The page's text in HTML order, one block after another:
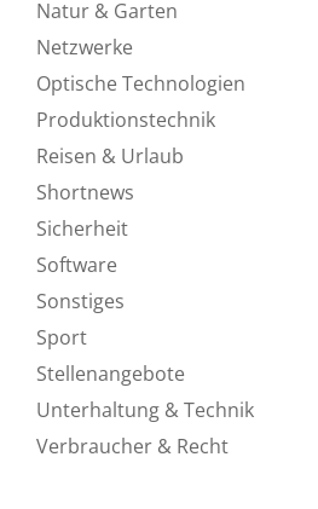
Natur & Garten
Netzwerke
Optische Technologien
Produktionstechnik
Reisen & Urlaub
Shortnews
Sicherheit
Software
Sonstiges
Sport
Stellenangebote
Unterhaltung & Technik
Verbraucher & Recht